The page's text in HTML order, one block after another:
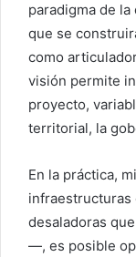
paradigma de
que se
como
visión permite
proyecto,
territorial, la
En la práctica,
infraestructuras
desaladoras
—, es posible